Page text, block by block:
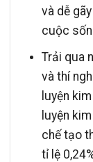
và dễ
cuộc
Trải qua
và thí
luyện
luyện
chế tạo
tỉ lệ